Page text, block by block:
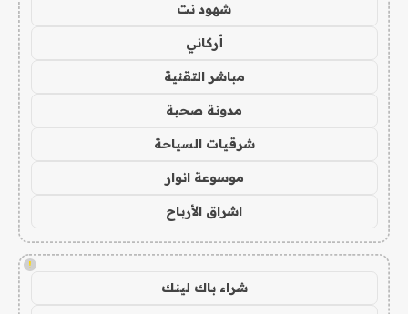
شهود نت
أركاني
مباشر التقنية
مدونة صحبة
شرقيات السياحة
موسوعة انوار
اشراق الأرباح
!
شراء باك لينك